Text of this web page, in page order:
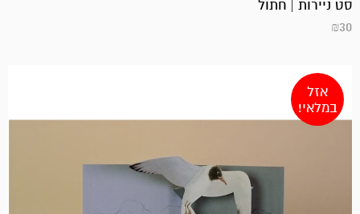
סט ניירות | חתול
₪30
אזל
במלאי!